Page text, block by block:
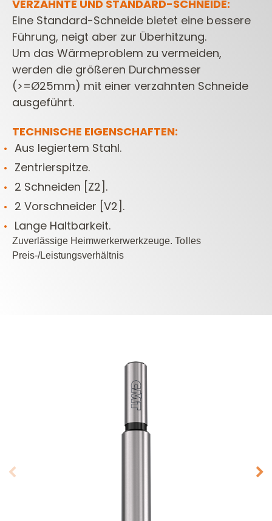
VERZAHNTE UND STANDARD-SCHNEIDE:
Eine Standard-Schneide bietet eine bessere
Führung, neigt aber zur Überhitzung.
Um das Wärmeproblem zu vermeiden,
werden die größeren Durchmesser
(>=Ø25mm) mit einer verzahnten Schneide
ausgeführt.
TECHNISCHE EIGENSCHAFTEN:
Aus legiertem Stahl.
Zentrierspitze.
2 Schneiden [Z2].
2 Vorschneider [V2].
Lange Haltbarkeit.
Zuverlässige Heimwerkerwerkzeuge. Tolles
Preis-/Leistungsverhältnis